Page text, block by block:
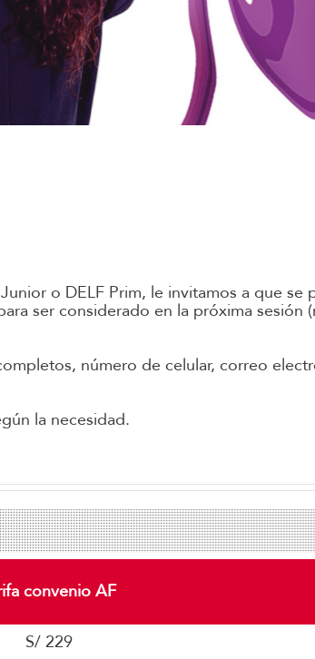
o DELF Prim, le invitamos a que
ser considerado en la próxima sesión
número de celular, correo
la necesidad.
convenio AF
S/ 229